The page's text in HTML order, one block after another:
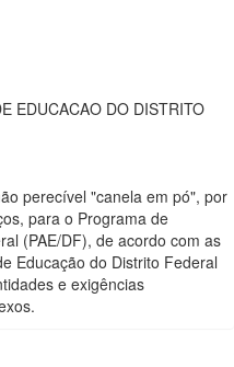
EDUCACAO DO DISTRITO
perecível "canela em pó", por
para o Programa de
(PAE/DF), de acordo com as
Educação do Distrito Federal
e exigências